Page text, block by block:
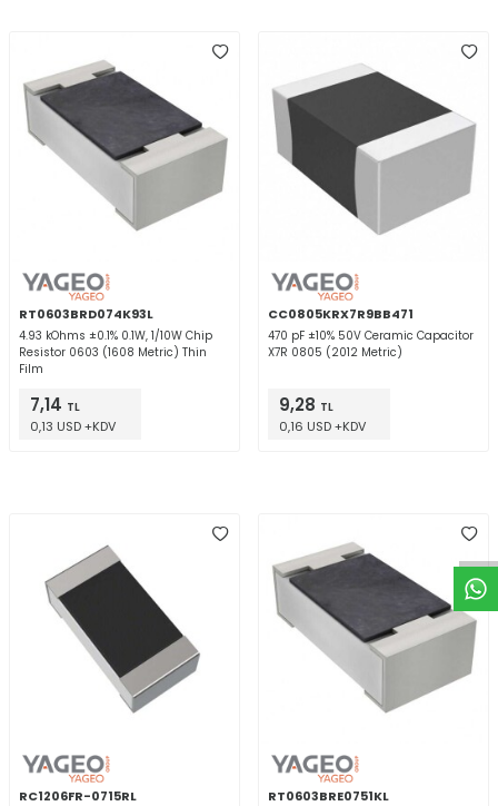
W
h
t
a
p
p
D
e
s
e
H
a
t
t
RT0603BRD074K93L
4.93 kOhms ±0.1% 0.1W, 1/10W Chip
Resistor 0603 (1608 Metric) Thin
Film
7,14 TL
0,13 USD +KDV
CC0805KRX7R9BB471
470 pF ±10% 50V Ceramic Capacitor
X7R 0805 (2012 Metric)
9,28 TL
0,16 USD +KDV
RC1206FR-0715RL RT0603BRE0751KL